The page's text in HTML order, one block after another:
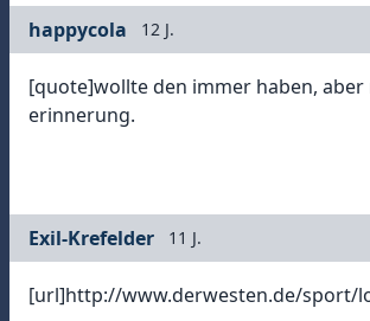
happycola 12 J.
[quote]wollte den immer haben,
erinnerung.
Exil-Krefelder 11 J.
[url]http://www.derwesten.de/sport/